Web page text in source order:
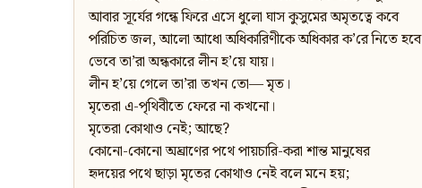
আবার সূর্যের গন্ধে ফিরে এসে ধুলো ঘাস কুসুমের অমৃতত্বে কবে
পরিচিত জল, আলো আধো অধিকারিণীকে অধিকার ক’রে নিতে হবে
ভেবে তা’রা অন্ধকারে লীন হ’য়ে যায়।
লীন হ’য়ে গেলে তা’রা তখন তো— মৃত।
মৃতেরা এ-পৃথিবীতে ফেরে না কখনো।
মৃতেরা কোথাও নেই; আছে?
কোনো-কোনো অঘ্রাণের পথে পায়চারি-করা শান্ত মানুষের
হৃদয়ের পথে ছাড়া মৃতের কোথাও নেই বলে মনে হয়;